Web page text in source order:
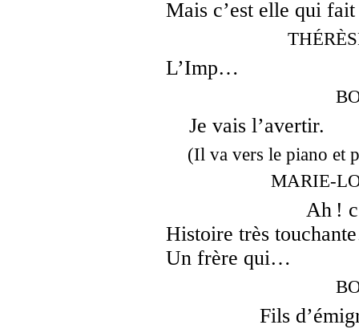
Mais c’est elle qui
L’Imp…
Je vais l’avertir.
(Il va vers le piano et
MARIE-
Ah !
Histoire très
Un frère qui…
Fils